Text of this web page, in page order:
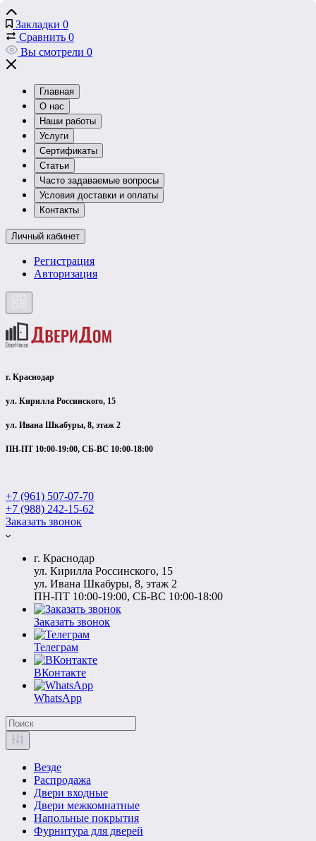
Закладки 0
Сравнить 0
Вы смотрели 0
Главная
О нас
Наши работы
Услуги
Сертификаты
Статьи
Часто задаваемые вопросы
Условия доставки и оплаты
Контакты
Личный кабинет
Регистрация
Авторизация
г. Краснодар
ул. Кирилла Россинского, 15
ул. Ивана Шкабуры, 8, этаж 2
ПН-ПТ 10:00-19:00, СБ-ВС 10:00-18:00
+7 (961) 507-07-70
+7 (988) 242-15-62
Заказать звонок
г. Краснодар
ул. Кирилла Россинского, 15
ул. Ивана Шкабуры, 8, этаж 2
ПН-ПТ 10:00-19:00, СБ-ВС 10:00-18:00
Заказать звонок
Телеграм
ВКонтакте
WhatsApp
Везде
Распродажа
Двери входные
Двери межкомнатные
Напольные покрытия
Фурнитура для дверей